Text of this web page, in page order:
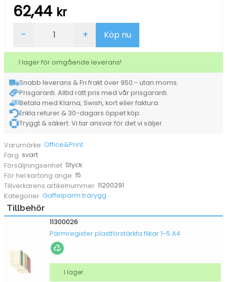
62,44 kr
AO
FSC
svart
A4
80mm
mängd
- + Köp nu
I lager för omgående leverans!
Snabb leverans & Fri frakt över 950:- utan moms.
Prisgaranti. Alltid rätt pris med vår prisgaranti.
Betala med Klarna, Swish, kort eller faktura.
Enkla returer & 30-dagars öppet köp.
Tryggt & säkert. Vi tar ansvar för det vi säljer.
Varumärke Office&Print
Färg svart
Försäljningsenhet Styck
För hel kartong ange 15
Tillverkarens artikelnummer 11200291
Kategorier Gaffelpärm trärygg
Tillbehör
11300026
Pärmregister plastförstärkta flikar 1-5 A4
I lager